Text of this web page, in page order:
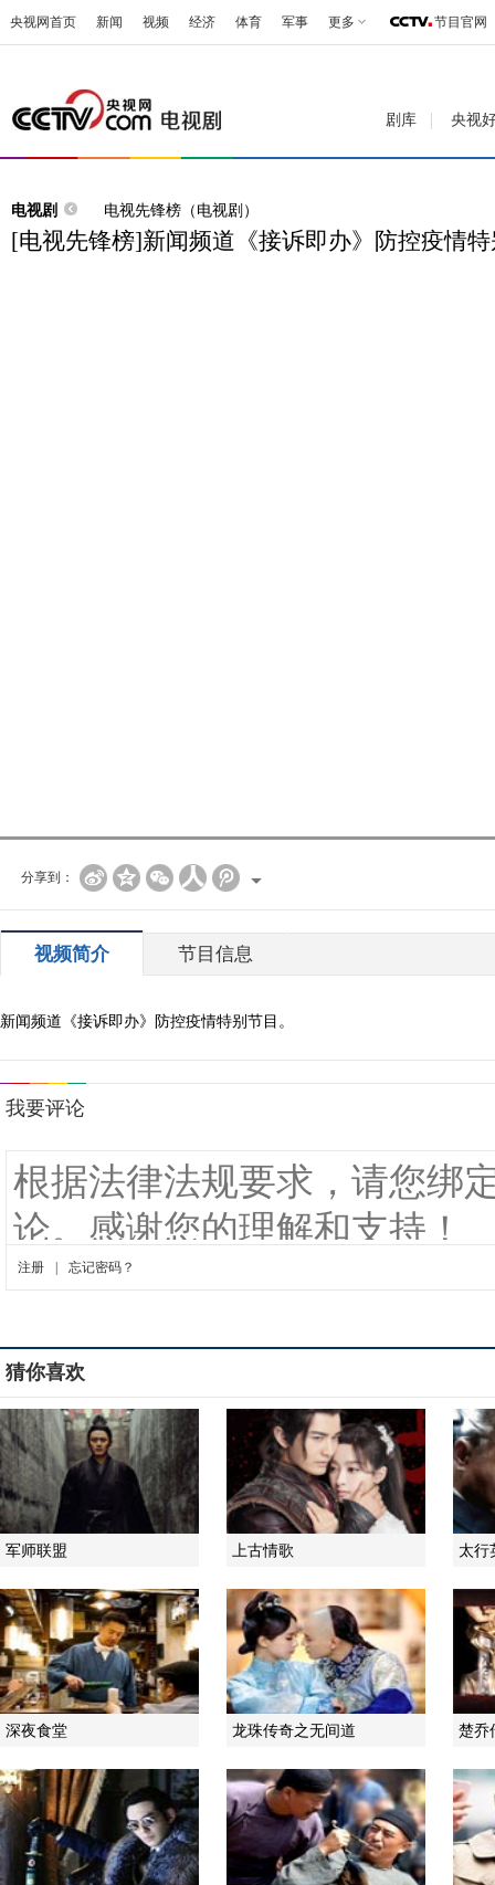
央视网首页 新闻 视频 经济 体育 军事 更多 节目官网
剧库 央视
电视剧 电视先锋榜（电视剧）
[电视先锋榜]新闻频道《接诉即办》防控疫情
分享到：
视频简介 节目信息
新闻频道《接诉即办》防控疫情特别节目。
猜你喜欢
军师联盟 上古情歌 太行
深夜食堂 龙珠传奇之无间道 楚乔